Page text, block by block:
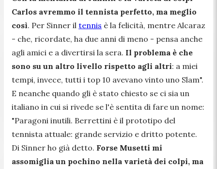
Carlos avremmo il tennista perfetto, ma meglio
così. Per Sinner il tennis è la felicità, mentre Alcaraz
- che, ricordate, ha due anni di meno - pensa anche
agli amici e a divertirsi la sera. Il problema è che
sono su un altro livello rispetto agli altri: a miei
tempi, invece, tutti i top 10 avevano vinto uno Slam".
E neanche quando gli è stato chiesto se ci sia un
italiano in cui si rivede se l'è sentita di fare un nome:
"Paragoni inutili. Berrettini è il prototipo del
tennista attuale: grande servizio e dritto potente.
Di Sinner ho già detto. Forse Musetti mi
assomiglia un pochino nella varietà dei colpi, ma